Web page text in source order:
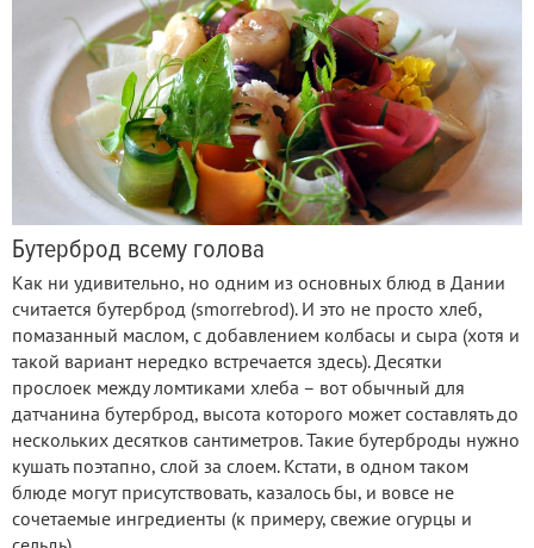
Бутерброд всему голова
Как ни удивительно, но одним из основных блюд в Дании
считается бутерброд (smorrebrod). И это не просто хлеб,
помазанный маслом, с добавлением колбасы и сыра (хотя и
такой вариант нередко встречается здесь). Десятки
прослоек между ломтиками хлеба – вот обычный для
датчанина бутерброд, высота которого может составлять до
нескольких десятков сантиметров. Такие бутерброды нужно
кушать поэтапно, слой за слоем. Кстати, в одном таком
блюде могут присутствовать, казалось бы, и вовсе не
сочетаемые ингредиенты (к примеру, свежие огурцы и